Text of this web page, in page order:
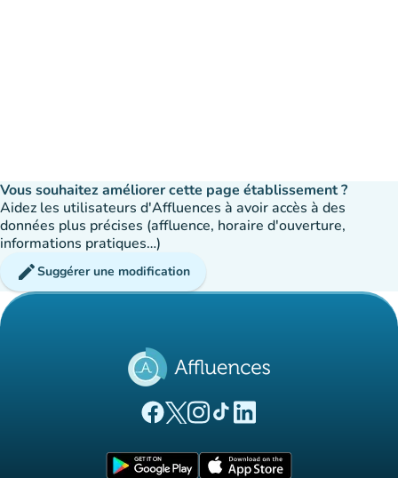
Vous souhaitez améliorer cette page établissement ?
Aidez les utilisateurs d'Affluences à avoir accès à des
données plus précises (affluence, horaire d'ouverture,
informations pratiques…)
editSuggérer une modification
(nouvel onglet)
(nouvel onglet)
(nouvel onglet)
(nouvel onglet)
(nouvel onglet)